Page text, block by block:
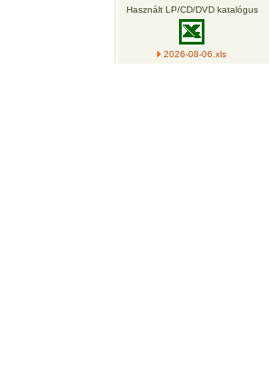
Használt LP/CD/DVD katalógus
2026-08-06.xls